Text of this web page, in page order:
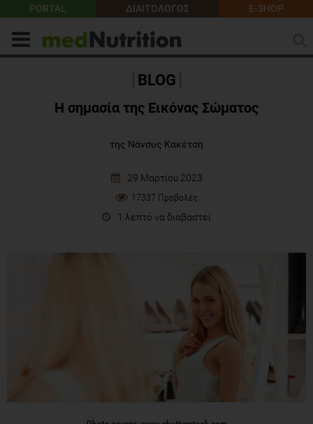
PORTAL ΔΙΑΙΤΟΛΟΓΟΣ E-SHOP
BLOG
Η σημασία της Εικόνας Σώματος
της Νάνσυς Κακέτση
29 Μαρτίου 2023
17337 Προβολές
1 λεπτό να διαβαστεί